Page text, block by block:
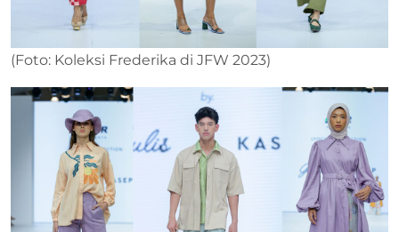
(Foto: Koleksi Frederika di JFW 2023)